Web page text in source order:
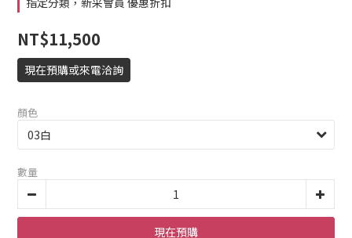
NT$11,500
現在預購或來電洽詢
顏色
數量
現在預購